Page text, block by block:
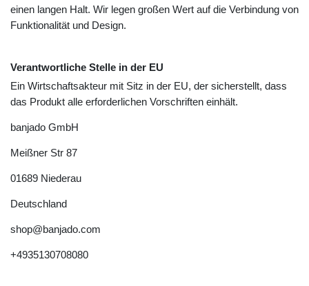
einen langen Halt. Wir legen großen Wert auf die Verbindung von
Funktionalität und Design.
Verantwortliche Stelle in der EU
Ein Wirtschaftsakteur mit Sitz in der EU, der sicherstellt, dass
das Produkt alle erforderlichen Vorschriften einhält.
banjado GmbH
Meißner Str 87
01689 Niederau
Deutschland
shop@banjado.com
+4935130708080